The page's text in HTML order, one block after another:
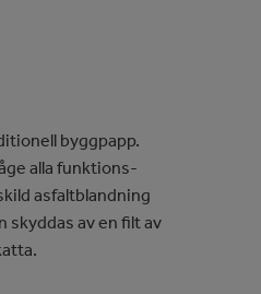
byggpapp.
alla funktions-
asfaltblandning
skyddas av en filt av